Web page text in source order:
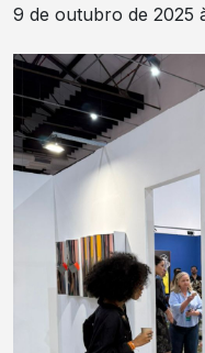
9 de outubro de 2025